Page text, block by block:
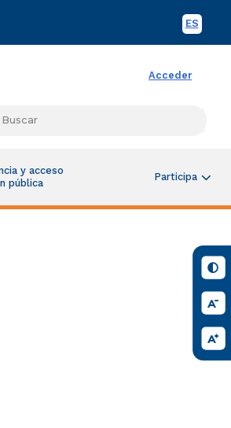
ES
Acceder
y acceso
pública
Participa